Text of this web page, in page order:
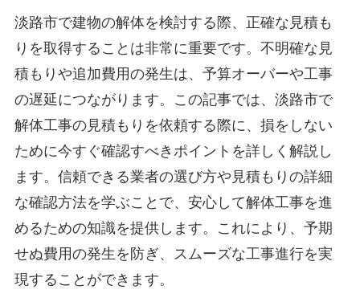
淡路市で建物の解体を検討する際、正確な見積も
りを取得することは非常に重要です。不明確な見
積もりや追加費用の発生は、予算オーバーや工事
の遅延につながります。この記事では、淡路市で
解体工事の見積もりを依頼する際に、損をしない
ために今すぐ確認すべきポイントを詳しく解説し
ます。信頼できる業者の選び方や見積もりの詳細
な確認方法を学ぶことで、安心して解体工事を進
めるための知識を提供します。これにより、予期
せぬ費用の発生を防ぎ、スムーズな工事進行を実
現することができます。